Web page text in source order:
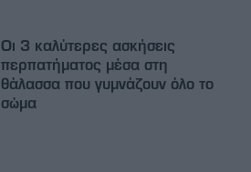
Οι 3 καλύτερες ασκήσεις
περπατήματος μέσα στη
θάλασσα που γυμνάζουν όλο το
σώμα